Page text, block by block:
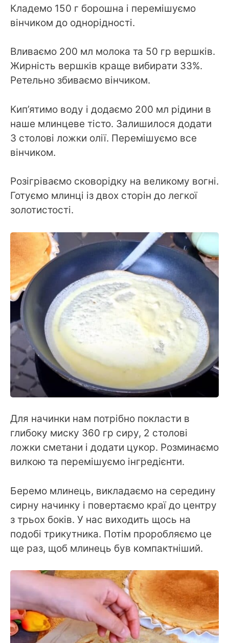
Кладемо 150 г борошна і перемішуємо
вінчиком до однорідності.
Вливаємо 200 мл молока та 50 гр вершків.
Жирність вершків краще вибирати 33%.
Ретельно збиваємо вінчиком.
Кип’ятимо воду і додаємо 200 мл рідини в
наше млинцеве тісто. Залишилося додати
3 столові ложки олії. Перемішуємо все
вінчиком.
Розігріваємо сковорідку на великому вогні.
Готуємо млинці із двох сторін до легкої
золотистості.
Для начинки нам потрібно покласти в
глибоку миску 360 гр сиру, 2 столові
ложки сметани і додати цукор. Розминаємо
вилкою та перемішуємо інгредієнти.
Беремо млинець, викладаємо на середину
сирну начинку і повертаємо краї до центру
з трьох боків. У нас виходить щось на
подобі трикутника. Потім проробляємо це
ще раз, щоб млинець був компактніший.